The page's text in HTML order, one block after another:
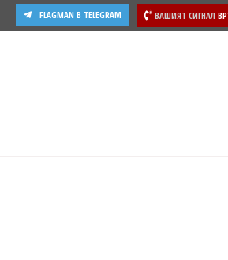
ВАШИЯТ СИГНАЛ
FLAGMAN В TELEGRAM